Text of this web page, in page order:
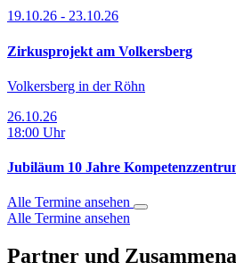
19.10.26 - 23.10.26
Zirkusprojekt am Volkersberg
Volkersberg in der Röhn
26.10.26
18:00 Uhr
Jubiläum 10 Jahre
Alle Termine ansehen
Alle Termine ansehen
Partner und